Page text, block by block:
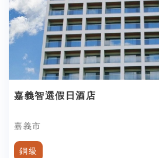
嘉義智選假日酒店
嘉義市
銅級